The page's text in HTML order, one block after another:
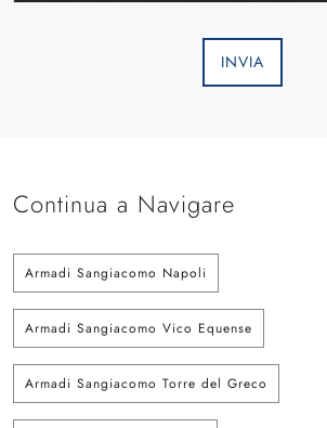
INVIA
Continua a Navigare
Armadi Sangiacomo Napoli
Armadi Sangiacomo Vico Equense
Armadi Sangiacomo Torre del Greco